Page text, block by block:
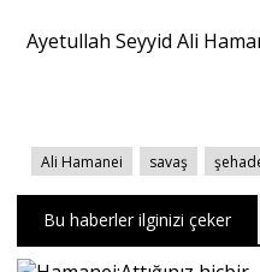
Ayetullah Seyyid Ali
Ali Hamanei savaş
Bu haberler ilginizi çeker